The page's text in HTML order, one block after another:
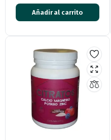
Añadir al carrito